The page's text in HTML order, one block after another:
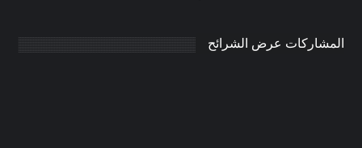
المشاركات عرض الشرائح